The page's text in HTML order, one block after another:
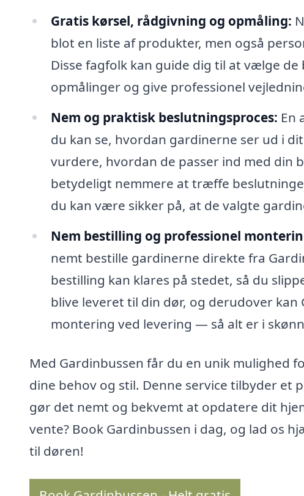
Gratis kørsel, rådgivning og opmåling:
blot en liste af produkter, men også
Disse fagfolk kan guide dig til at vælge
opmålinger og give professionel
Nem og praktisk beslutningsproces: En
du kan se, hvordan gardinerne ser ud i
vurdere, hvordan de passer ind med din
betydeligt nemmere at træffe
du kan være sikker på, at de valgte
Nem bestilling og professionel
nemt bestille gardinerne direkte fra
bestilling kan klares på stedet, så du
blive leveret til din dør, og derudover
montering ved levering — så alt er i
Med Gardinbussen får du en unik mulighed
dine behov og stil. Denne service tilbyder
gør det nemt og bekvemt at opdatere dit
vente? Book Gardinbussen i dag, og lad os
til døren!